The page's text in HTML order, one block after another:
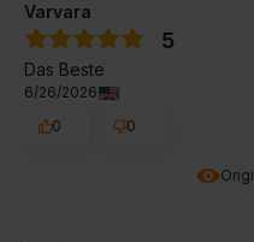
Varvara
5
Das Beste
6/26/2026
0
0